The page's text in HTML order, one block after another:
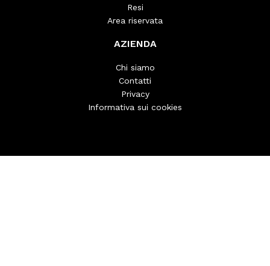
Resi
Area riservata
AZIENDA
Chi siamo
Contatti
Privacy
Informativa sui cookies